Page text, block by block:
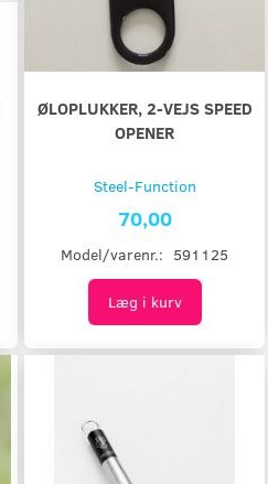
ØLOPLUKKER, 2-VEJS SPEED
OPENER
Steel-Function
70,00
Model/varenr.: 591125
Læg i kurv